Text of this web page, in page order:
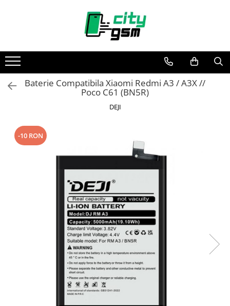
Acumulatori / Baterii
Iphone
Seria 15
Seria 12
Seria 11
Baterie Compatibila Xiaomi Redmi A3 / A3X //
Poco C61 (BN5R)
DEJI
-10 RON